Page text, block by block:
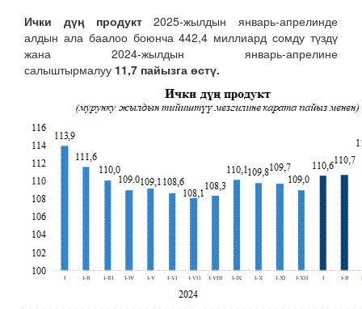
Ички дүң продукт2025-жылдын январь-апрелинде
алдын ала баалоо боюнча 442,4 миллиард сомду түздү
жана 2024-жылдын январь-апрелине
салыштырмалуу 11,7 пайызга өстү.